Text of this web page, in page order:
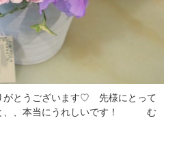
がとうございます♡ 先様にとって
と、、本当にうれしいです！ む